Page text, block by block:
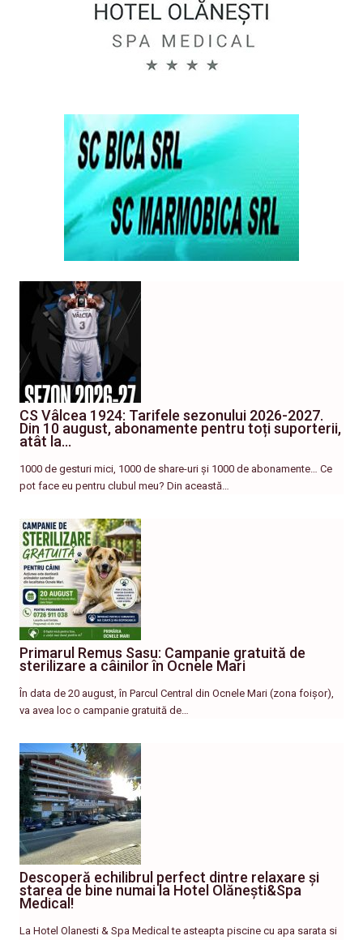
CS Vâlcea 1924: Tarifele sezonului 2026-2027.
Din 10 august, abonamente pentru toți suporterii,
atât la…
1000 de gesturi mici, 1000 de share-uri și 1000 de abonamente… Ce
pot face eu pentru clubul meu? Din această…
Primarul Remus Sasu: Campanie gratuită de
sterilizare a câinilor în Ocnele Mari
În data de 20 august, în Parcul Central din Ocnele Mari (zona foișor),
va avea loc o campanie gratuită de…
Descoperă echilibrul perfect dintre relaxare și
starea de bine numai la Hotel Olănești&Spa
Medical!
La Hotel Olanesti & Spa Medical te asteapta piscine cu apa sarata si